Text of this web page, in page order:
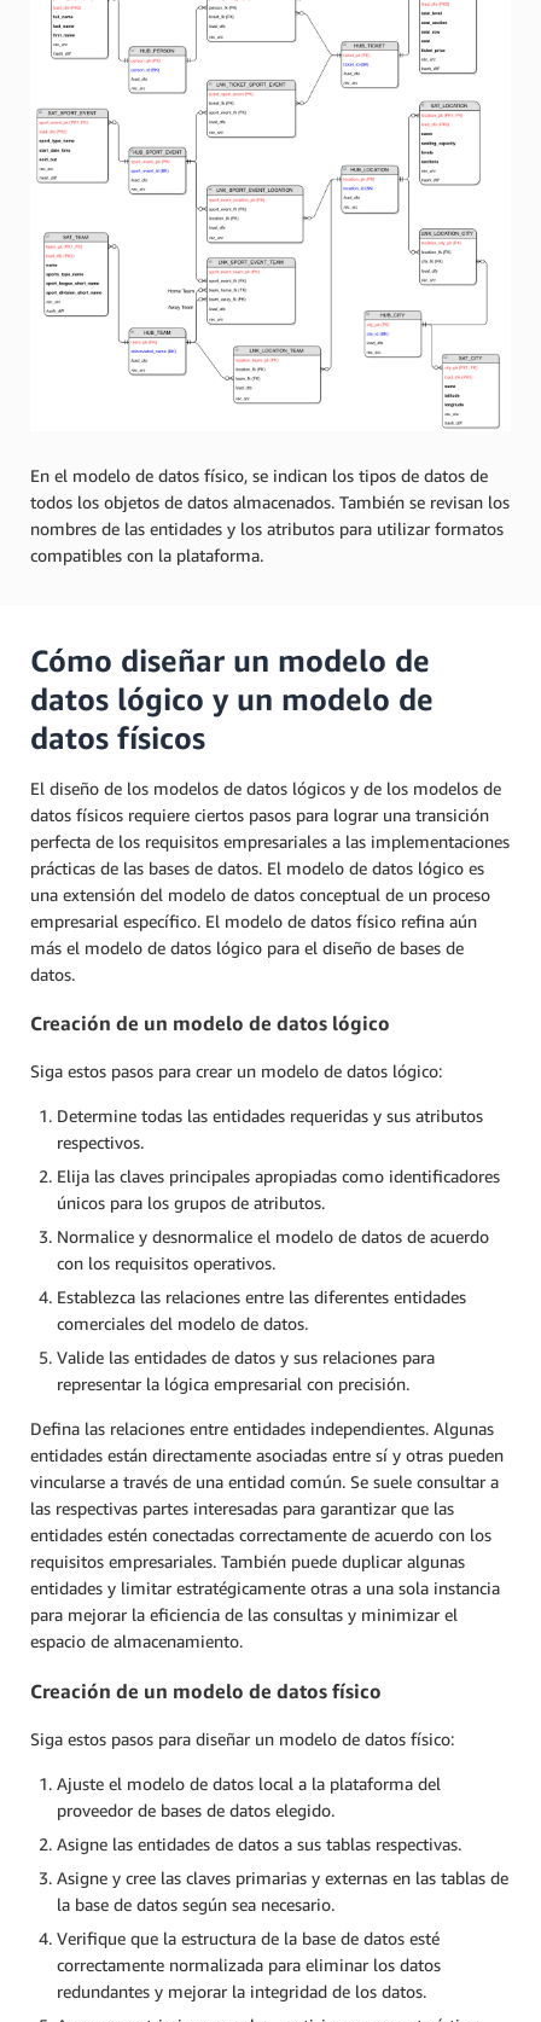
En el modelo de datos físico, se indican los tipos de datos de
todos los objetos de datos almacenados. También se revisan los
nombres de las entidades y los atributos para utilizar formatos
compatibles con la plataforma.
Cómo diseñar un modelo de
datos lógico y un modelo de
datos físicos
El diseño de los modelos de datos lógicos y de los modelos de
datos físicos requiere ciertos pasos para lograr una transición
perfecta de los requisitos empresariales a las implementaciones
prácticas de las bases de datos. El modelo de datos lógico es
una extensión del modelo de datos conceptual de un proceso
empresarial específico. El modelo de datos físico refina aún
más el modelo de datos lógico para el diseño de bases de
datos.
Creación de un modelo de datos lógico
Siga estos pasos para crear un modelo de datos lógico:
Determine todas las entidades requeridas y sus atributos
respectivos.
Elija las claves principales apropiadas como identificadores
únicos para los grupos de atributos.
Normalice y desnormalice el modelo de datos de acuerdo
con los requisitos operativos.
Establezca las relaciones entre las diferentes entidades
comerciales del modelo de datos.
Valide las entidades de datos y sus relaciones para
representar la lógica empresarial con precisión.
Defina las relaciones entre entidades independientes. Algunas
entidades están directamente asociadas entre sí y otras pueden
vincularse a través de una entidad común. Se suele consultar a
las respectivas partes interesadas para garantizar que las
entidades estén conectadas correctamente de acuerdo con los
requisitos empresariales. También puede duplicar algunas
entidades y limitar estratégicamente otras a una sola instancia
para mejorar la eficiencia de las consultas y minimizar el
espacio de almacenamiento.
Creación de un modelo de datos físico
Siga estos pasos para diseñar un modelo de datos físico:
Ajuste el modelo de datos local a la plataforma del
proveedor de bases de datos elegido.
Asigne las entidades de datos a sus tablas respectivas.
Asigne y cree las claves primarias y externas en las tablas de
la base de datos según sea necesario.
Verifique que la estructura de la base de datos esté
correctamente normalizada para eliminar los datos
redundantes y mejorar la integridad de los datos.